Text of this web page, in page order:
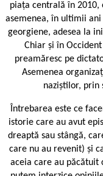
piața centrală în 2010,
asemenea, în ultimii
georgiene, adesea la
Chiar și în
preamăresc pe
Asemenea
naziștilor, prin
Întrebarea este ce
istorie care au avut
dreaptă sau stângă,
care nu au revenit) și
aceia care au păcătuit